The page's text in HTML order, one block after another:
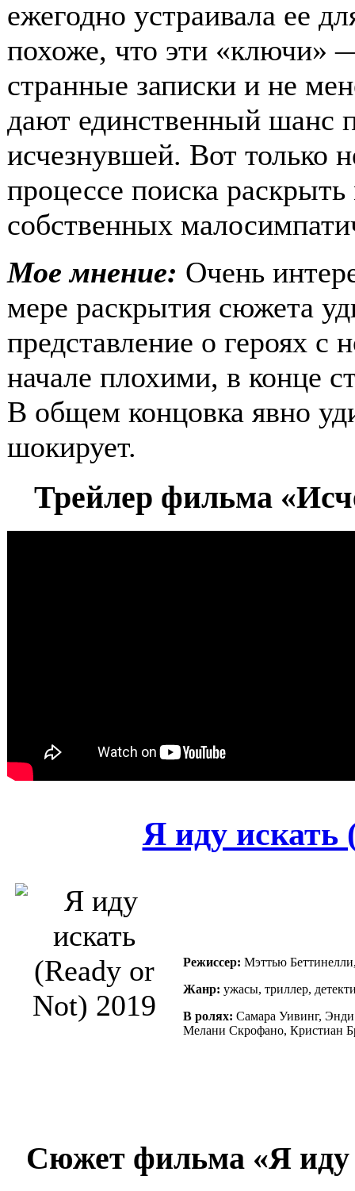
ежегодно устраивала ее
похоже, что эти «ключи»
странные записки и не
дают единственный шанс
исчезнувшей. Вот только
процессе поиска
собственных
Мое мнение: Очень
мере раскрытия сюжета
представление о героях с
начале плохими, в конце
В общем концовка явно
шокирует.
Трейлер фильма
Я иду искать
Режиссер: Мэттью
Жанр: ужасы, триллер,
В ролях: Самара Уивинг,
Мелани Скрофано, Кристиан
Сюжет фильма «Я иду